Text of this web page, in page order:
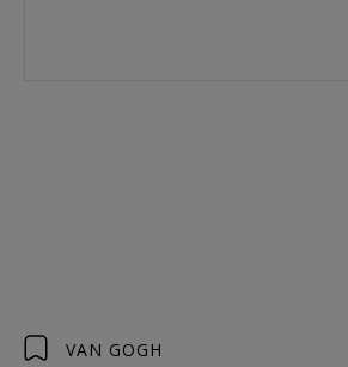
VAN GOGH